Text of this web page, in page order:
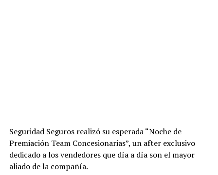
Seguridad Seguros realizó su esperada “Noche de
Premiación Team Concesionarias”, un after exclusivo
dedicado a los vendedores que día a día son el mayor
aliado de la compañía.